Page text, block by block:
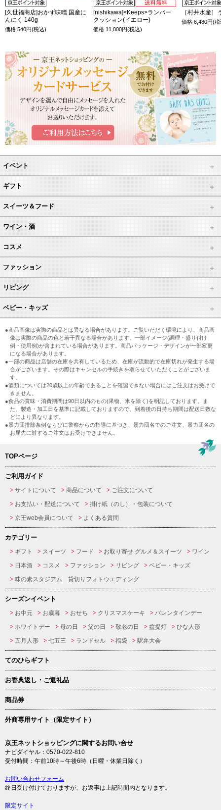
[久世福商店]おかず味噌 国産に
んにく 140g
価格 540円(税込)
[nishikawa]<Keeps>ランバー
クッション(イエロー)
価格 11,000円(税込)
［村井水産］
価格6,480円(
イベント
ギフト
スイーツ＆フード
ワイン・酒
コスメ
ファッション
リビング
ベビー・キッズ
●商品画像は実際の商品とは異なる場合があります。ご覧いただく環境により、商品画
像は実際の商品の色と若干異なる場合があります。一部イメージ(調理・盛り付け
例・使用例)が含まれている場合があります。商品パッケージ・デザインが一部変更
になる場合があります。
●一部の商品は店舗の在庫を共有しているため、在庫が流動的で在庫切れが発生する場
合がございます。その際はキャンセルの手続きを取らせていただくことがございま
す。
●酒類については20歳以上の年齢であることを確認できない場合にはご注文はお受けで
きません。
●食品の賞味・消費期間は90日以内のもの(果物、米を除く)を明記しております。ま
た、製造・加工日を基準に記載しておりますので、到着後の日持ち期間は配送日数な
どにより異なります。
●暴力団排除条例ならびに警察からの指導に基づき、暴力団名でのご注文、暴力団名の
お届先に対するご注文はお受けできません。
TOPページ
ご利用ガイド
サイトについて 商品について
ご注文について
お支払い・配送について
掛け紙（のし）・包装について
京王web会員について
よくある質問
カテゴリー
ギフト スイーツ フード お取り寄せ グルメ＆スイーツ
ワイン
日本酒
コスメ ファッション リビング
ベビー・キッズ
味の素スタジアム 貸切りフォトウエディング
シーズンイベント
お中元 お歳暮 おせち クリスマスケーキ
バレンタインデー
ホワイトデー
母の日 父の日 敬老の日 盆提灯
ひな人形
五月人形
七五三 ランドセル 福袋 駅弁大会
てのひらギフト
お香典返し・ご返礼品
商品券
外商専用サイト（限定サイト）
京王ネットショッピングに関するお問い合せ
ナビダイヤル：0570-022-810
受付時間：午前10時～午後6時（日曜・休業日除く）
お問い合わせフォーム
終日受け付けておりますが、お返事は上記時間内となります。
限定サイト